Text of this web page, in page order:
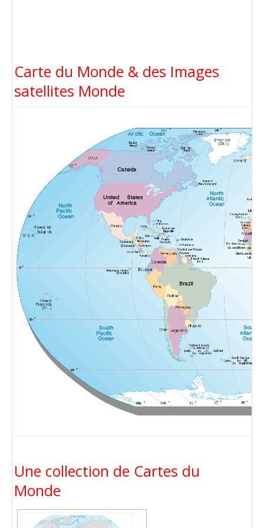
Carte du Monde & des Images
satellites Monde
Une collection de Cartes du
Monde